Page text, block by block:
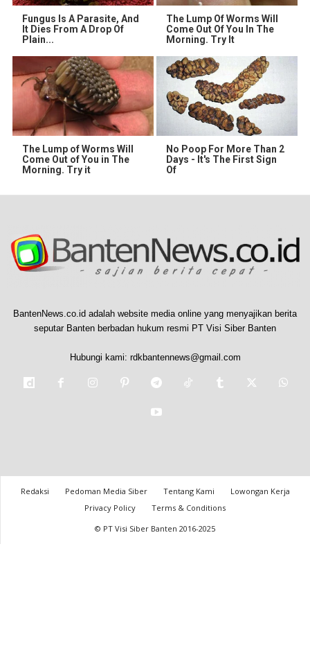
Fungus Is A Parasite, And
It Dies From A Drop Of
Plain...
The Lump Of Worms Will
Come Out Of You In The
Morning. Try It
The Lump of Worms Will
Come Out of You in The
Morning. Try it
No Poop For More Than 2
Days - It's The First Sign
Of
BantenNews.co.id adalah website media online yang menyajikan berita
seputar Banten berbadan hukum resmi PT Visi Siber Banten
Hubungi kami: rdkbantennews@gmail.com
Redaksi Pedoman Media Siber Tentang Kami
Lowongan Kerja
Privacy Policy
Terms & Conditions
© PT Visi Siber Banten 2016-2025